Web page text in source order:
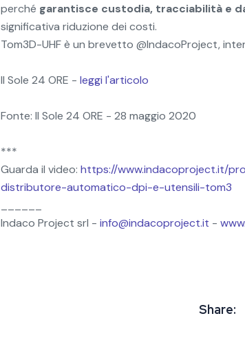
perché garantisce custodia, tracciabilità e
significativa riduzione dei costi.
Tom3D-UHF è un brevetto @IndacoProject,
Il Sole 24 ORE - leggi l'articolo
Fonte: Il Sole 24 ORE - 28 maggio 2020
***
Guarda il video: https://www.indacoproject.it/
distributore-automatico-dpi-e-utensili-tom3
Indaco Project srl - info@indacoproject.it - www.